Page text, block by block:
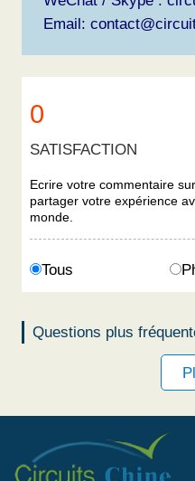
Email:
0
SATISFACTION
Ecrire votre commentaire
partager votre expérience
monde.
Tous
Questions plus